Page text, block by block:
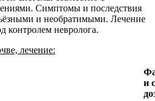
Симптомы и последствия
и необратимыми. Лечение
контролем невролога.
лечение:
и